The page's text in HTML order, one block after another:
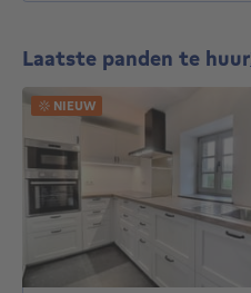
Laatste panden te huur
NIEUW